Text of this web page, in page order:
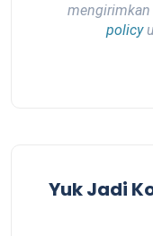
mengirimkan
policy
Yuk Jadi